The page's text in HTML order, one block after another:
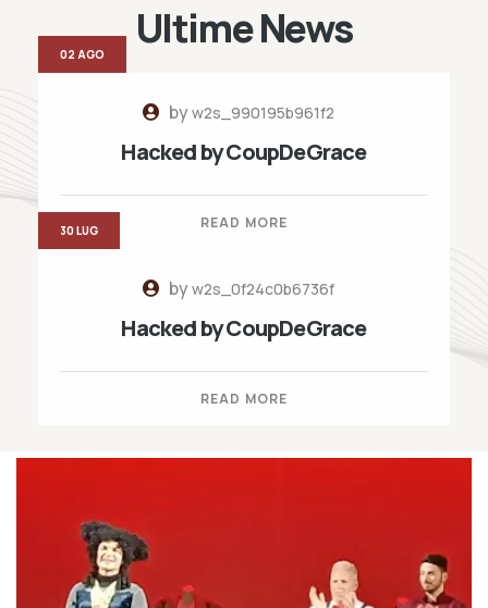
Ultime News
byw2s_990195b961f2
Hacked by CoupDeGrace
READ MORE
02 AGO
byw2s_0f24c0b6736f
Hacked by CoupDeGrace
READ MORE
30 LUG